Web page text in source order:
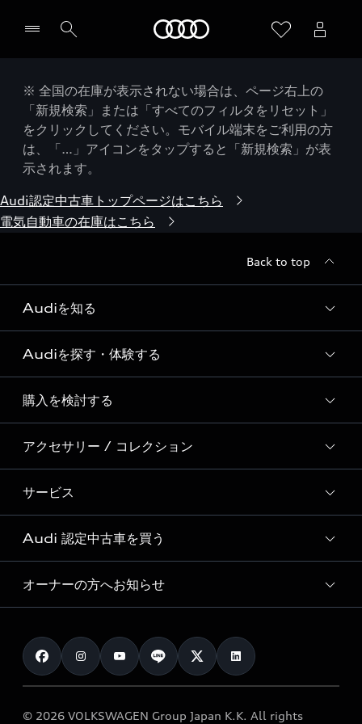
※ 全国の在庫が表示されない場合は、ページ右上の
「新規検索」または「すべてのフィルタをリセット」
をクリックしてください。モバイル端末をご利用の方
は、「…」アイコンをタップすると「新規検索」が表
示されます。
Audi認定中古車トップページはこちら
電気自動車の在庫はこちら
Back to top
Audiを知る
Audi ブランド
Story of Progress
Audi Sport
Formula 1®
デジタルサービス
Audiを探す・体験する
ディーラー検索
新車在庫検索
試乗車・展示車検索
見積り依頼
試乗予約
購入を検討する
モデル一覧
特別仕様モデル / 限定モデル
e-tronラインアップ
価格シミュレーション
車両比較
カタログ一覧
アクセサリー / コレクション
純正アクセサリー
オンラインショップ
Audi collection
アウディナビアプリ
サービス
サービス入庫予約
サービスプログラム
メンテナンス
車検 / 定期点検
e-tronアフターサポート
Audi 認定中古車を買う
Audi認定中古車
クオリティ
保証
メンテナンス
オーナーの方へお知らせ
お知らせ
オーナー様向けキャンペーン
© 2026 VOLKSWAGEN Group Japan K.K. All rights